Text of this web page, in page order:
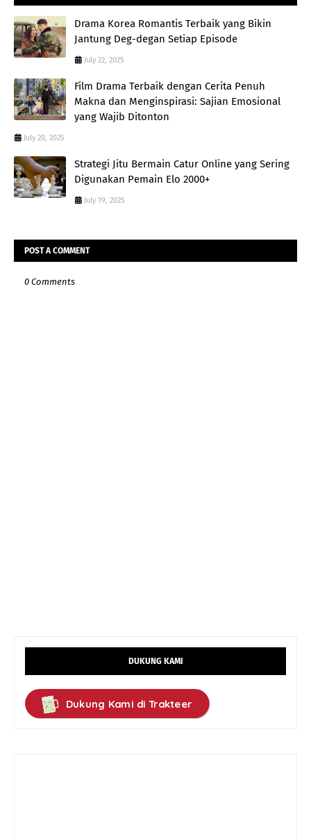
Drama Korea Romantis Terbaik yang Bikin
Jantung Deg-degan Setiap Episode
July 22, 2025
Film Drama Terbaik dengan Cerita Penuh
Makna dan Menginspirasi: Sajian Emosional
yang Wajib Ditonton
July 20, 2025
Strategi Jitu Bermain Catur Online yang Sering
Digunakan Pemain Elo 2000+
July 19, 2025
POST A COMMENT
0 Comments
DUKUNG KAMI
Dukung Kami di Trakteer